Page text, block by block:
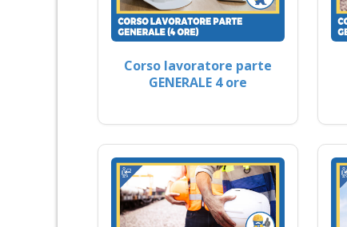
Corso lavoratore parte
GENERALE 4 ore